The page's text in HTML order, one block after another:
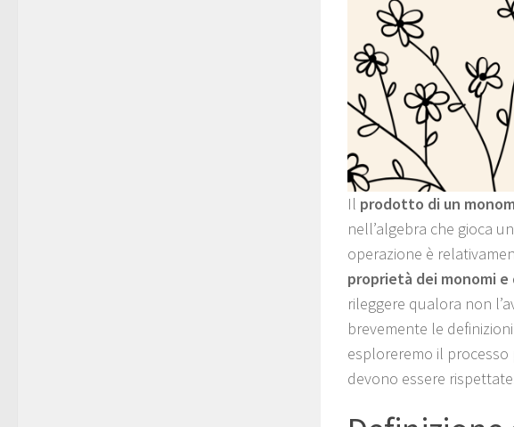
Il prodotto di un
nell’algebra che gioca
operazione è
proprietà dei monomi e
rileggere qualora non
brevemente le
esploreremo il
devono essere